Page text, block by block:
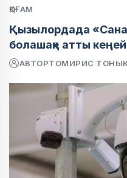
ҚОҒАМ
Қызылордада
болашақ» атты
АВТОРТОМИРИС